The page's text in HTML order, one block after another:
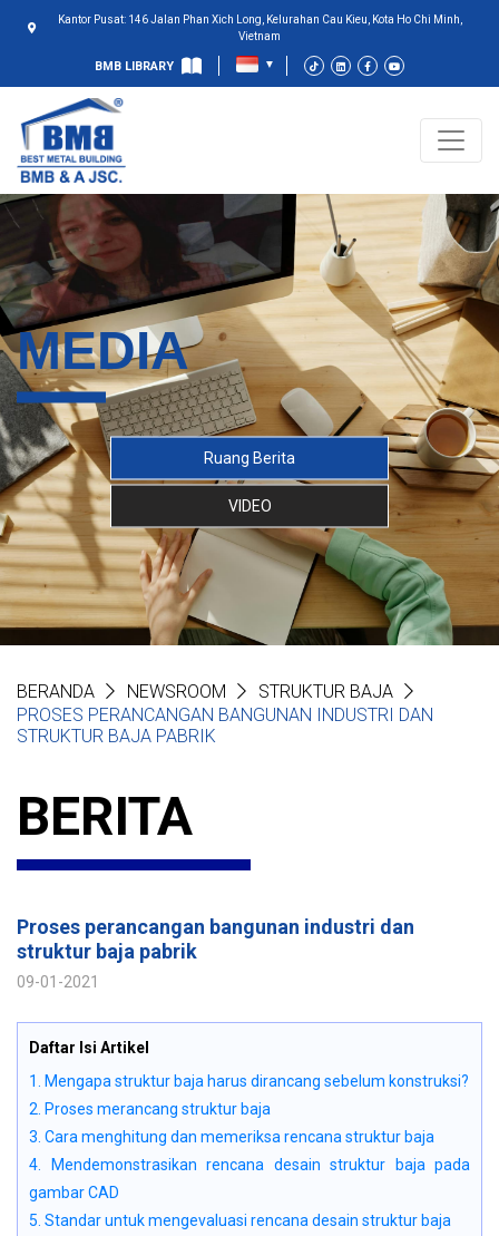
Kantor Pusat: 146 Jalan Phan Xich Long, Kelurahan Cau Kieu, Kota Ho Chi Minh,
Vietnam
BMB LIBRARY
MEDIA
Ruang Berita
VIDEO
BERANDA NEWSROOM
STRUKTUR BAJA
PROSES PERANCANGAN BANGUNAN INDUSTRI DAN
STRUKTUR BAJA PABRIK
BERITA
Proses perancangan bangunan industri dan
struktur baja pabrik
09-01-2021
Daftar Isi Artikel
1. Mengapa struktur baja harus dirancang sebelum konstruksi?
2. Proses merancang struktur baja
3. Cara menghitung dan memeriksa rencana struktur baja
4. Mendemonstrasikan rencana desain struktur baja pada
gambar CAD
5. Standar untuk mengevaluasi rencana desain struktur baja